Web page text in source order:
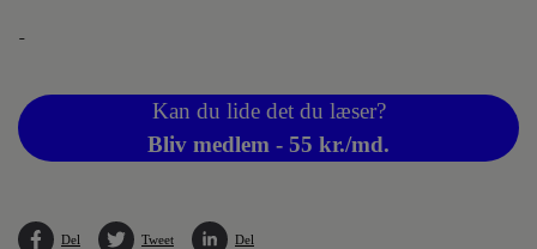
-
Kan du lide det du læser?
Bliv medlem - 55 kr./md.
Del Tweet Del